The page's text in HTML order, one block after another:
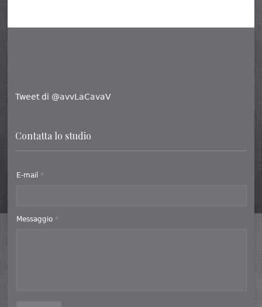
Tweet di @avvLaCavaV
Contatta lo studio
E-mail *
Messaggio *